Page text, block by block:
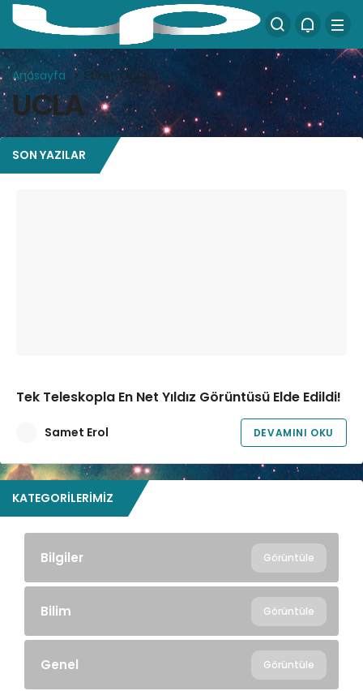
Anasayfa Etiket: UCLA
UCLA
SON YAZILAR
Tek Teleskopla En Net Yıldız Görüntüsü Elde Edildi!
Samet Erol DEVAMINI OKU
KATEGORILERIMIZ
Bilgiler Görüntüle
Bilim Görüntüle
Genel Görüntüle